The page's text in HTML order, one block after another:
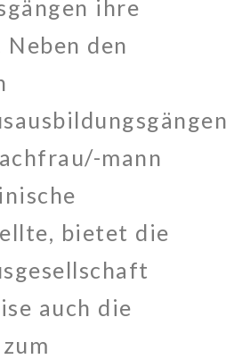
ihre
den
mann
bietet die
auch die